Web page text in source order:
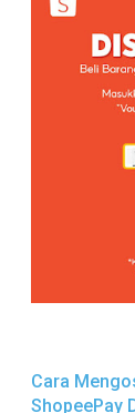
Cara
ShopeePay